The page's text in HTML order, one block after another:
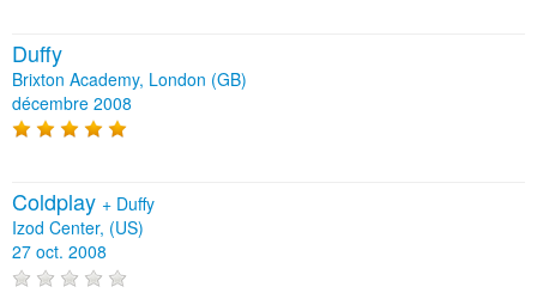
Duffy
Brixton Academy, London (GB)
décembre 2008
Coldplay + Duffy
Izod Center, (US)
27 oct. 2008